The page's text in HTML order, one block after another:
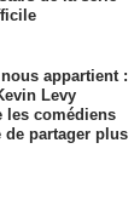
appartient :
Levy
les comédiens
de partager plus